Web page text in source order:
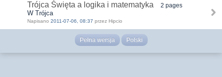
Trójca Święta a logika i matematyka 2 pages
W Trójca
Napisano 2011-07-06, 08:37 przez Hipcio
Pełna wersja Polski